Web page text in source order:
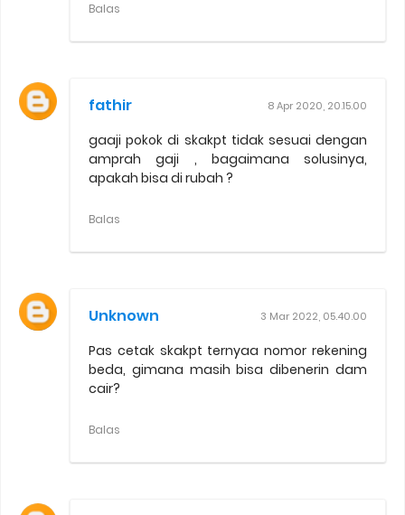
Balas
fathir 8 Apr 2020, 20.15.00
gaaji pokok di skakpt tidak sesuai dengan
amprah gaji , bagaimana solusinya,
apakah bisa di rubah ?
Balas
Unknown 3 Mar 2022, 05.40.00
Pas cetak skakpt ternyaa nomor rekening
beda, gimana masih bisa dibenerin dam
cair?
Balas